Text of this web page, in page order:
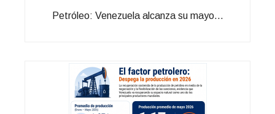
Petróleo: Venezuela alcanza su mayo...